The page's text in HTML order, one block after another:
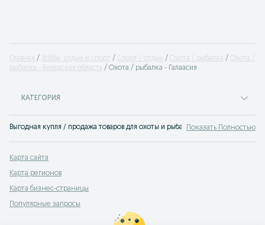
Главная Хобби, отдых и спорт Спорт / отдых Охота / рыбалка
Охота /
рыбалка - Бухарская область
Охота / рыбалка - Галаасия
КАТЕГОРИЯ
Выгодная купля / продажа товаров для охоты и рыбалки Галаасия: оружие,
Показать Полностью
Карта сайта
Карта регионов
Карта бизнес-страницы
Популярные запросы